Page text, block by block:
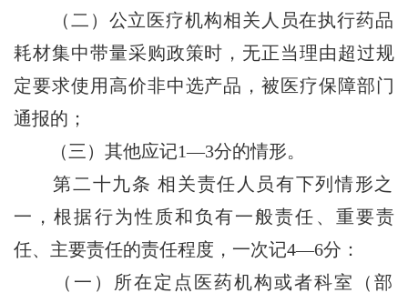
（二）公立医疗机构相关人员在执行药品
耗材集中带量采购政策时，无正当理由超过规
定要求使用高价非中选产品，被医疗保障部门
通报的；
（三）其他应记1—3分的情形。
第二十九条相关责任人员有下列情形之
一，根据行为性质和负有一般责任、重要责
任、主要责任的责任程度，一次记4—6分：
（一）所在定点医药机构或者科室（部